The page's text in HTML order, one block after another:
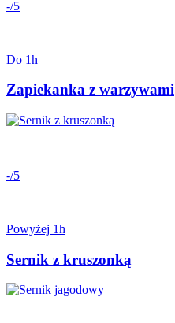
-/5
Do 1h
Zapiekanka z warzywami
-/5
Powyżej 1h
Sernik z kruszonką